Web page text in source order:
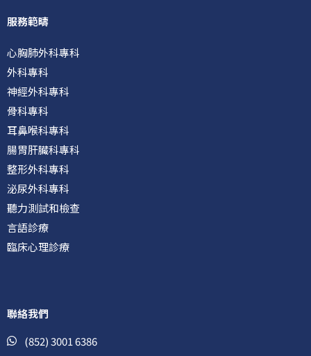
p
服務範疇
心胸肺外科專科
外科專科
神經外科專科
骨科專科
耳鼻喉科專科
腸胃肝臟科專科
整形外科專科
泌尿外科專科
聽力測試和檢查
言語診療
臨床心理診療
聯絡我們
(852) 3001 6386